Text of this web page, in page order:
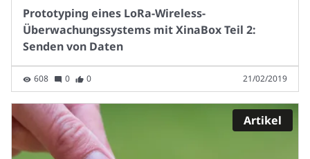
Prototyping eines LoRa-Wireless-
Überwachungssystems mit XinaBox Teil 2:
Senden von Daten
608 0 0 21/02/2019
Artikel